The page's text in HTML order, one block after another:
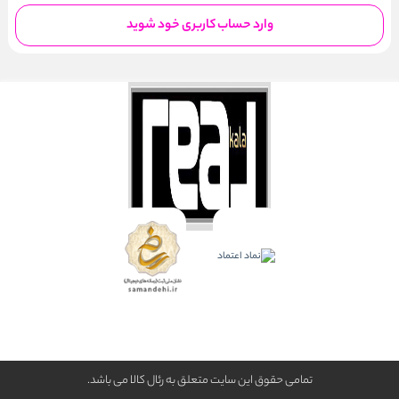
وارد حساب کاربری خود شوید
تمامی حقوق این سایت متعلق به رئال كالا می باشد.